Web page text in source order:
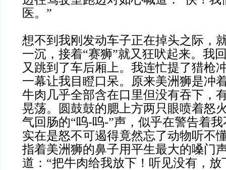
医。”
想不到我刚发动车子正在掉头之际，
一沉，接着“赛狮”就又狂吠起来。我
又跳到了车后厢上。我连忙提了猎枪
一幕让我目瞪口呆。原来美洲狮是冲
牛肉几乎全部含在口里但没有吞下，
晃荡。圆鼓鼓的腮上方两只眼喷着怒
气回肠的“呜-呜-”声，似乎在警告着
实在是怒不可遏得竟然忘了动物听不
指着美洲狮的鼻子用平生最大的嗓门
道：“把牛肉给我放下！听见没有，放